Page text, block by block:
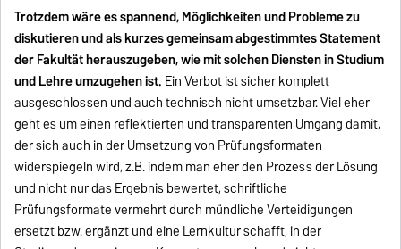
Trotzdem wäre es spannend, Möglichkeiten und Probleme zu
diskutieren und als kurzes gemeinsam abgestimmtes Statement
der Fakultät herauszugeben, wie mit solchen Diensten in Studium
und Lehre umzugehen ist. Ein Verbot ist sicher komplett
ausgeschlossen und auch technisch nicht umsetzbar. Viel eher
geht es um einen reflektierten und transparenten Umgang damit,
der sich auch in der Umsetzung von Prüfungsformaten
widerspiegeln wird, z.B. indem man eher den Prozess der Lösung
und nicht nur das Ergebnis bewertet, schriftliche
Prüfungsformate vermehrt durch mündliche Verteidigungen
ersetzt bzw. ergänzt und eine Lernkultur schafft, in der